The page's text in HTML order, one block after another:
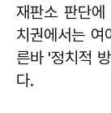
재판소 판단
치권에서는
른바 '정치적
다.